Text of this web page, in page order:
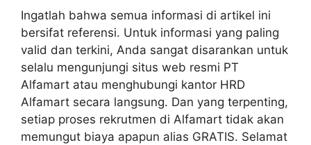
Ingatlah bahwa semua informasi di artikel ini
bersifat referensi. Untuk informasi yang paling
valid dan terkini, Anda sangat disarankan untuk
selalu mengunjungi situs web resmi PT
Alfamart atau menghubungi kantor HRD
Alfamart secara langsung. Dan yang terpenting,
setiap proses rekrutmen di Alfamart tidak akan
memungut biaya apapun alias GRATIS. Selamat